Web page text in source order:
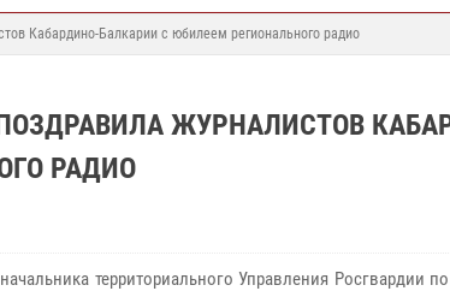
Кабардино-Балкарии с юбилеем регионального радио
ЖУРНАЛИСТОВ
РАДИО
территориального Управления Росгвардии